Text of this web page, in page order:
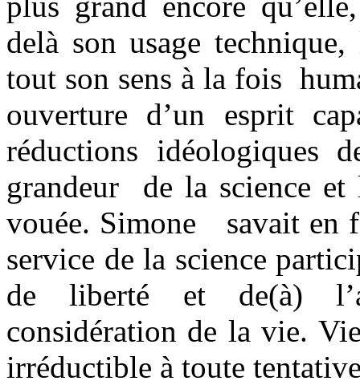
delà son usage
tout son sens à la fois
ouverture d’un esprit
réductions idéologiques
grandeur de la science
vouée. Simone savait en
service de la science
de liberté et de(à)
considération de la vie.
irréductible à toute